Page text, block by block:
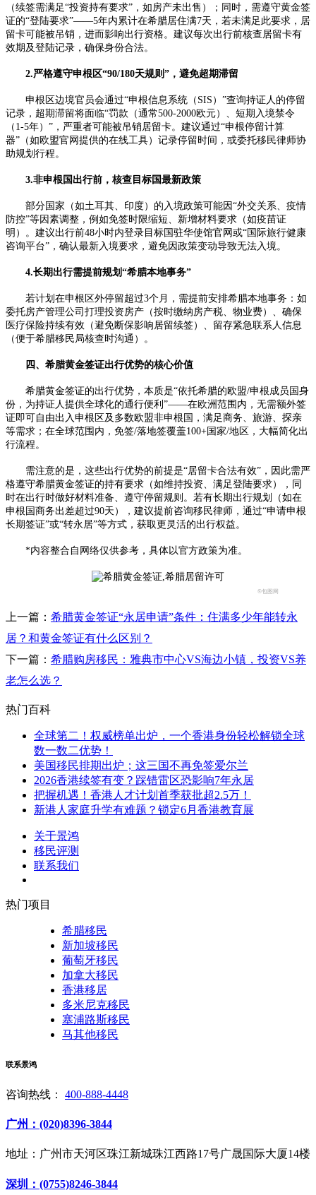
（续签需满足“投资持有要求”，如房产未出售）；同时，需遵守黄金签
证的“登陆要求”——5年内累计在希腊居住满7天，若未满足此要求，居
留卡可能被吊销，进而影响出行资格。建议每次出行前核查居留卡有
效期及登陆记录，确保身份合法。​
2.严格遵守申根区“90/180天规则”，避免超期滞留​
申根区边境官员会通过“申根信息系统（SIS）”查询持证人的停留
记录，超期滞留将面临“罚款（通常500-2000欧元）、短期入境禁令
（1-5年）”，严重者可能被吊销居留卡。建议通过“申根停留计算
器”（如欧盟官网提供的在线工具）记录停留时间，或委托移民律师协
助规划行程。​
3.非申根国出行前，核查目标国最新政策​
部分国家（如土耳其、印度）的入境政策可能因“外交关系、疫情
防控”等因素调整，例如免签时限缩短、新增材料要求（如疫苗证
明）。建议出行前48小时内登录目标国驻华使馆官网或“国际旅行健康
咨询平台”，确认最新入境要求，避免因政策变动导致无法入境。​
4.长期出行需提前规划“希腊本地事务”​
若计划在申根区外停留超过3个月，需提前安排希腊本地事务：如
委托房产管理公司打理投资房产（按时缴纳房产税、物业费）、确保
医疗保险持续有效（避免断保影响居留续签）、留存紧急联系人信息
（便于希腊移民局核查时沟通）。​
四、希腊黄金签证出行优势的核心价值​
希腊黄金签证的出行优势，本质是“依托希腊的欧盟/申根成员国身
份，为持证人提供全球化的通行便利”——在欧洲范围内，无需额外签
证即可自由出入申根区及多数欧盟非申根国，满足商务、旅游、探亲
等需求；在全球范围内，免签/落地签覆盖100+国家/地区，大幅简化出
行流程。​
需注意的是，这些出行优势的前提是“居留卡合法有效”，因此需严
格遵守希腊黄金签证的持有要求（如维持投资、满足登陆要求），同
时在出行时做好材料准备、遵守停留规则。若有长期出行规划（如在
申根国商务出差超过90天），建议提前咨询移民律师，通过“申请申根
长期签证”或“转永居”等方式，获取更灵活的出行权益。
*内容整合自网络仅供参考，具体以官方政策为准。
©包图网
上一篇： 希腊黄金签证“永居申请”条件：住满多少年能转永
居？和黄金签证有什么区别？​
下一篇： 希腊购房移民：雅典市中心VS海边小镇，投资VS养
老怎么选？
热门百科
全球第二！权威榜单出炉，一个香港身份轻松解锁全球
数一数二优势！
美国移民排期出炉；这三国不再免签爱尔兰
2026香港续签有变？踩错雷区恐影响7年永居
把握机遇！香港人才计划首季获批超2.5万！
新港人家庭升学有难题？锁定6月香港教育展
关于景鸿
移民评测
联系我们
热门项目
希腊移民
新加坡移民
葡萄牙移民
加拿大移民
香港移居
多米尼克移民
塞浦路斯移民
马其他移民
联系景鸿
咨询热线： 400-888-4448
广州：(020)8396-3844
地址：广州市天河区珠江新城珠江西路17号广晟国际大厦14楼
深圳：(0755)8246-3844